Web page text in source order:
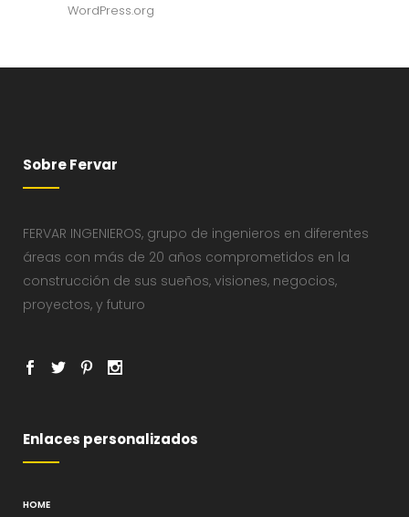
WordPress.org
Sobre Fervar
FERVAR INGENIEROS, grupo de ingenieros en diferentes
áreas con más de 20 años comprometidos en la
construcción de sus sueños, visiones, negocios,
proyectos, y futuro
Enlaces personalizados
HOME